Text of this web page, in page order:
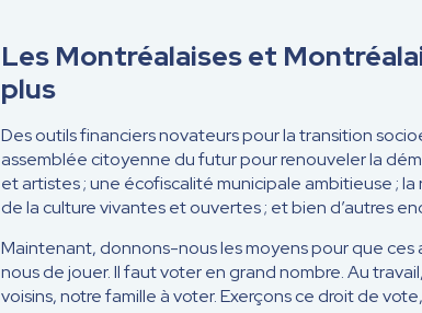
Les Montréalaises et
plus
Des outils financiers novateurs pour la transition
assemblée citoyenne du futur pour renouveler la
et artistes ; une écofiscalité municipale ambitieuse ;
de la culture vivantes et ouvertes ; et bien d’autres
Maintenant, donnons-nous les moyens pour que ces
nous de jouer. Il faut voter en grand nombre. Au
voisins, notre famille à voter. Exerçons ce droit de